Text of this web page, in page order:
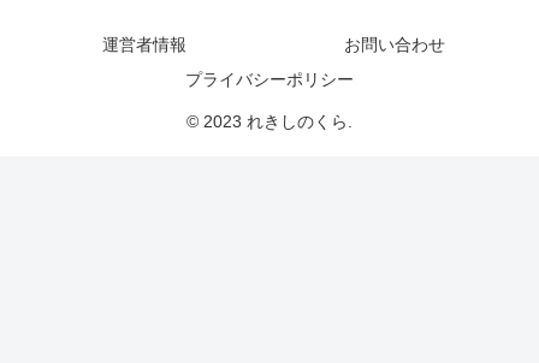
運営者情報
お問い合わせ
プライバシーポリシー
© 2023 れきしのくら.